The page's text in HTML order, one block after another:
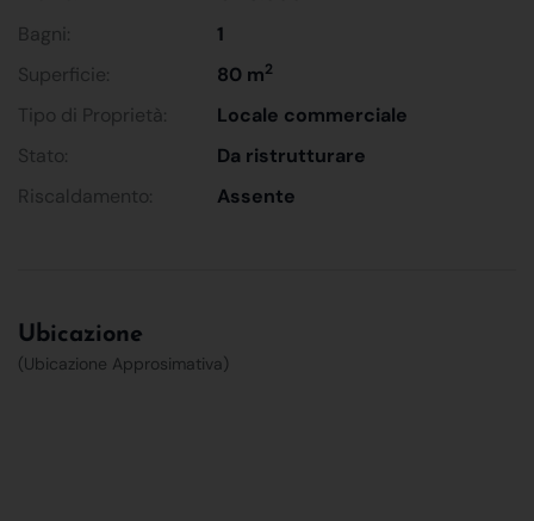
Bagni:
1
Superficie:
80 m2
Tipo di Proprietà:
Locale commerciale
Stato:
Da ristrutturare
Riscaldamento:
Assente
Ubicazione
(Ubicazione Approsimativa)